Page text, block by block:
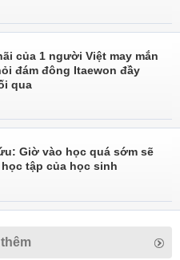
của 1 người Việt may mắn
đám đông Itaewon đầy
qua
Giờ vào học quá sớm sẽ
tập của học sinh